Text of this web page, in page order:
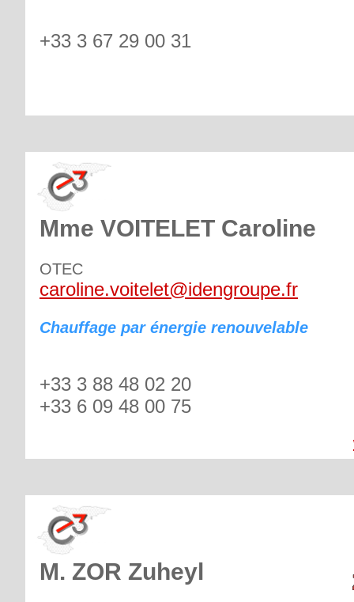
+33 3 67 29 00 31
Mme VOITELET Caroline
OTEC
caroline.voitelet@idengroupe.fr
Chauffage par énergie renouvelable
+33 3 88 48 02 20
+33 6 09 48 00 75
M. ZOR Zuheyl